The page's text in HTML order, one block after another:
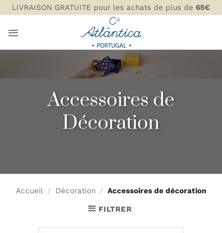
Passer
au
contenu
LIVRAISON GRATUITE pour les achats de plus de 65€
Accessoires de
Décoration
Accueil / Décoration / Accessoires de décoration
FILTRER